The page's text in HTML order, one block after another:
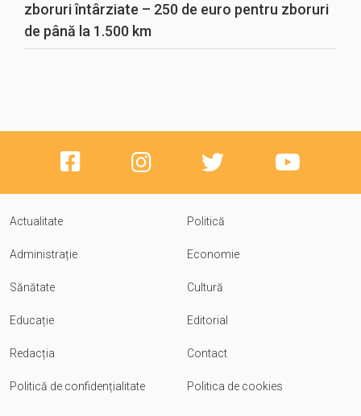
zboruri întârziate – 250 de euro pentru zboruri
de până la 1.500 km
Actualitate Politică
Administrație Economie
Sănătate Cultură
Educație Editorial
Redacția Contact
Politică de confidențialitate Politica de cookies